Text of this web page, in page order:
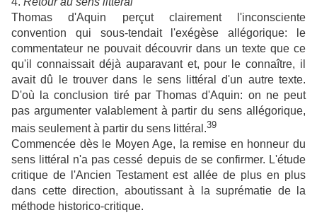
Thomas d'Aquin perçut clairement l'inconsciente
convention qui sous-tendait l'exégèse allégorique: le
commentateur ne pouvait découvrir dans un texte que ce
qu'il connaissait déjà auparavant et, pour le connaître, il
avait dû le trouver dans le sens littéral d'un autre texte.
D'où la conclusion tiré par Thomas d'Aquin: on ne peut
pas argumenter valablement à partir du sens allégorique,
mais seulement à partir du sens littéral.39
Commencée dès le Moyen Age, la remise en honneur du
sens littéral n'a pas cessé depuis de se confirmer. L'étude
critique de l'Ancien Testament est allée de plus en plus
dans cette direction, aboutissant à la suprématie de la
méthode historico-critique.